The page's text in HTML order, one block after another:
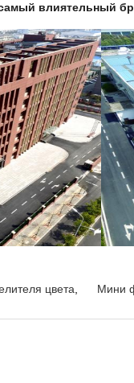
влиятельный
цвета Мини